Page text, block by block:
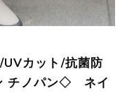
カット/抗菌防
チノパン◇ ネイ